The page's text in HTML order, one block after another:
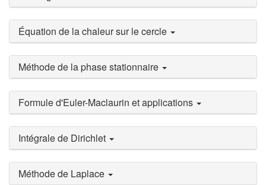
Équation de la chaleur sur le cercle
Méthode de la phase stationnaire
Formule d'Euler-Maclaurin et applications
Intégrale de Dirichlet
Méthode de Laplace